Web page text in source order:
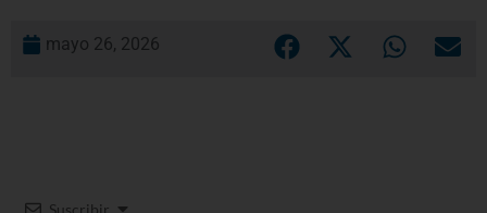
mayo 26, 2026
Suscribir